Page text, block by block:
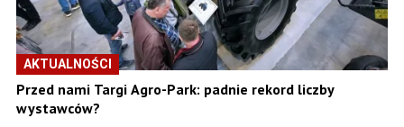
AKTUALNOŚCI
Przed nami Targi Agro-Park: padnie rekord liczby
wystawców?